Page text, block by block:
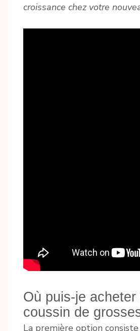
croissance chez votre
Où puis-je acheter
coussin de
La première option